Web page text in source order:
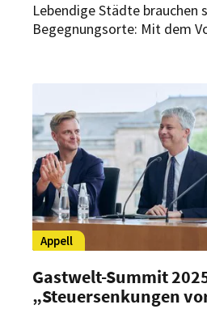
Lebendige Städte brauchen
Begegnungsorte: Mit dem
rückt die Bedeutung der
vitale Innenstädte ins
Debatte.
Appell
Gastwelt-Summit
„Steuersenkungen